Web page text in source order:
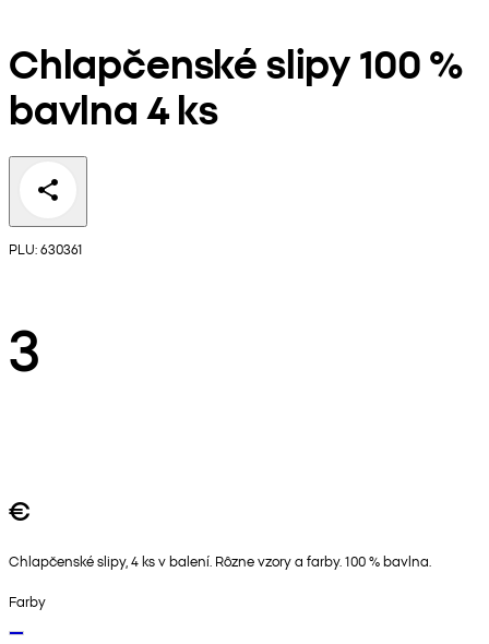
Chlapčenské slipy 100 %
bavlna 4 ks
PLU: 630361
3
€
Chlapčenské slipy, 4 ks v balení. Rôzne vzory a farby. 100 % bavlna.
Farby